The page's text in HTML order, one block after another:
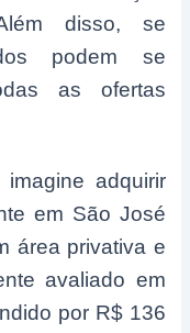
disso, se
podem se
as ofertas
adquirir
em São José
área privativa e
avaliado em
por R$ 136